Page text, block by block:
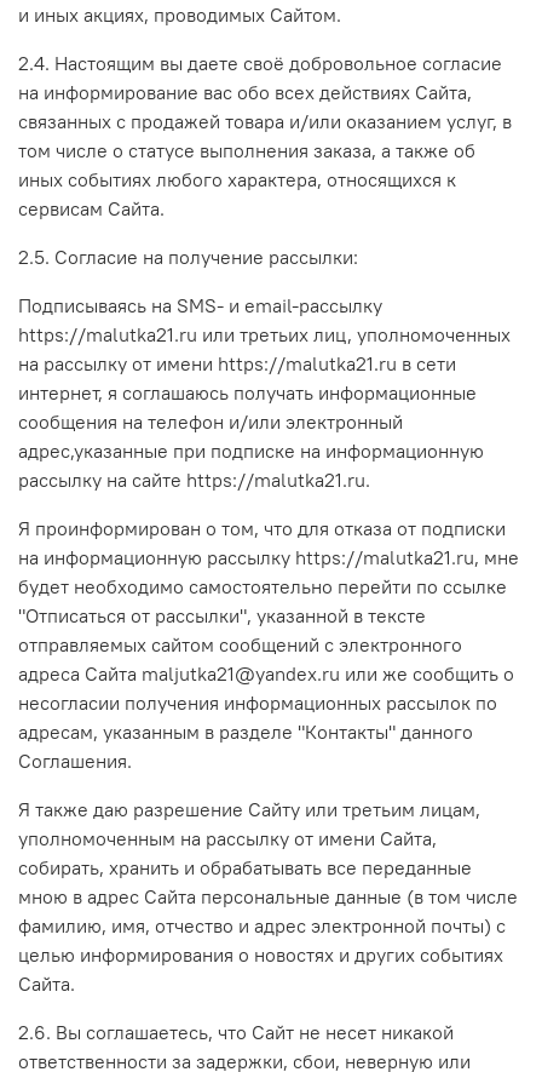
и иных акциях, проводимых Сайтом.
2.4. Настоящим вы даете своё добровольное согласие
на информирование вас обо всех действиях Сайта,
связанных с продажей товара и/или оказанием услуг, в
том числе о статусе выполнения заказа, а также об
иных событиях любого характера, относящихся к
сервисам Сайта.
2.5. Согласие на получение рассылки:
Подписываясь на SMS- и email-рассылку
https://malutka21.ru или третьих лиц, уполномоченных
на рассылку от имени https://malutka21.ru в сети
интернет, я соглашаюсь получать информационные
сообщения на телефон и/или электронный
адрес,указанные при подписке на информационную
рассылку на сайте https://malutka21.ru.
Я проинформирован о том, что для отказа от подписки
на информационную рассылку https://malutka21.ru, мне
будет необходимо самостоятельно перейти по ссылке
"Отписаться от рассылки", указанной в тексте
отправляемых сайтом сообщений с электронного
адреса Сайта maljutka21@yandex.ru или же сообщить о
несогласии получения информационных рассылок по
адресам, указанным в разделе "Контакты" данного
Соглашения.
Я также даю разрешение Сайту или третьим лицам,
уполномоченным на рассылку от имени Сайта,
собирать, хранить и обрабатывать все переданные
мною в адрес Сайта персональные данные (в том числе
фамилию, имя, отчество и адрес электронной почты) с
целью информирования о новостях и других событиях
Сайта.
2.6. Вы соглашаетесь, что Сайт не несет никакой
ответственности за задержки, сбои, неверную или